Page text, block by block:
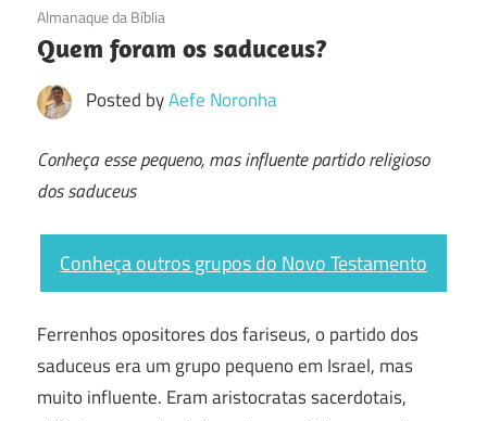
23/01/2017
Almanaque da Bíblia
Quem foram os saduceus?
Posted byAefe Noronha
Conheça esse pequeno, mas influente partido religioso
dos saduceus
Conheça outros grupos do Novo Testamento
Ferrenhos opositores dos fariseus, o partido dos
saduceus era um grupo pequeno em Israel, mas
muito influente. Eram aristocratas sacerdotais,